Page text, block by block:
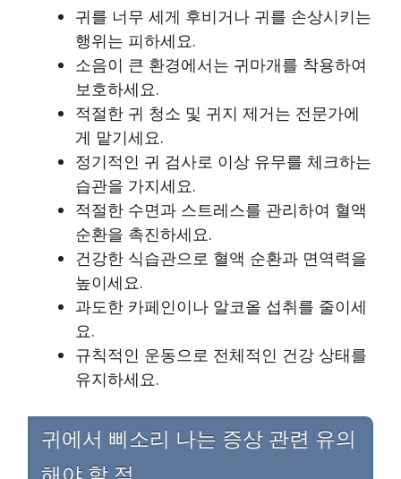
귀를 너무 세게 후비거나 귀를 손상시키는
행위는 피하세요.
소음이 큰 환경에서는 귀마개를 착용하여
보호하세요.
적절한 귀 청소 및 귀지 제거는 전문가에
게 맡기세요.
정기적인 귀 검사로 이상 유무를 체크하는
습관을 가지세요.
적절한 수면과 스트레스를 관리하여 혈액
순환을 촉진하세요.
건강한 식습관으로 혈액 순환과 면역력을
높이세요.
과도한 카페인이나 알코올 섭취를 줄이세
요.
규칙적인 운동으로 전체적인 건강 상태를
유지하세요.
귀에서 삐소리 나는 증상 관련 유의
해야 할 점